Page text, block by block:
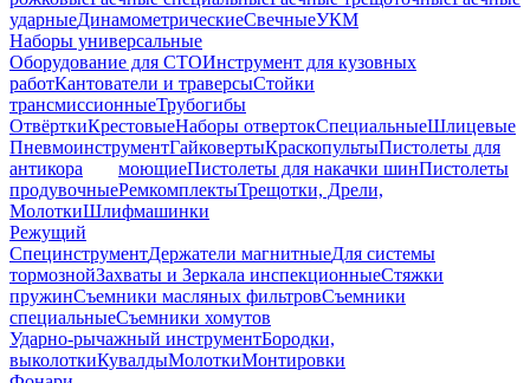
ударныеДинамометрическиеСвечныеУКМ
Наборы универсальные
Оборудование для СТОИнструмент для кузовных
работКантователи и траверсыСтойки
трансмиссионныеТрубогибы
ОтвёрткиКрестовыеНаборы отвертокСпециальныеШлицевые
ПневмоинструментГайковертыКраскопультыПистолеты для
антикора
моющиеПистолеты для накачки шинПистолеты
продувочныеРемкомплектыТрещотки, Дрели,
МолоткиШлифмашинки
Режущий
СпецинструментДержатели магнитныеДля системы
тормознойЗахваты и Зеркала инспекционныеСтяжки
пружинСъемники масляных фильтровСъемники
специальныеСъемники хомутов
Ударно-рычажный инструментБородки,
выколоткиКувалдыМолоткиМонтировки